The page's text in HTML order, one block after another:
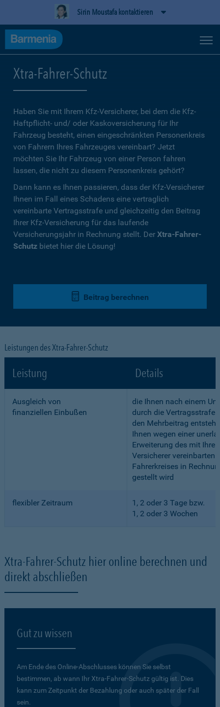
Sirin Moustafa kontaktieren
Xtra-Fahrer-Schutz
Haben Sie mit Ihrem Kfz-Versicherer, bei dem die Kfz-
Haftpflicht- und/ oder Kaskoversicherung für Ihr
Fahrzeug besteht, einen eingeschränkten Personenkreis
von Fahrern Ihres Fahrzeuges vereinbart? Jetzt
möchten Sie Ihr Fahrzeug von einer Person fahren
lassen, die nicht zu diesem Personenkreis gehört?
Dann kann es Ihnen passieren, dass der Kfz-Versicherer
Ihnen im Fall eines Schadens eine vertraglich
vereinbarte Vertragsstrafe und gleichzeitig den Beitrag
Ihrer Kfz-Versicherung für das laufende
Versicherungsjahr in Rechnung stellt. Der Xtra-Fahrer-
Schutz bietet hier die Lösung!
Beitrag berechnen
Leistungen des Xtra-Fahrer-Schutz
Leistung Details
Ausgleich von
finanziellen Einbußen
die Ihnen nach einem
durch die Vertragsstrafe
den Mehrbeitrag
Ihnen wegen einer
Erweiterung des mit
Versicherer vereinbarten
Fahrerkreises in
gestellt wird
flexibler Zeitraum
1, 2 oder 3 Tage bzw.
1, 2 oder 3 Wochen
Xtra-Fahrer-Schutz hier online berechnen und
direkt abschließen
Gut zu wissen
Am Ende des Online-Abschlusses können Sie selbst
bestimmen, ab wann Ihr Xtra-Fahrer-Schutz gültig ist. Dies
kann zum Zeitpunkt der Bezahlung oder auch später der Fall
sein.